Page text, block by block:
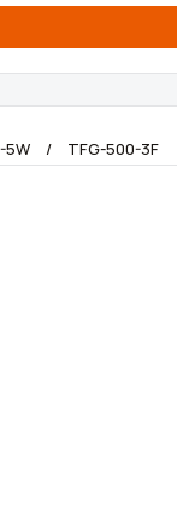
5W / TFG-500-3F